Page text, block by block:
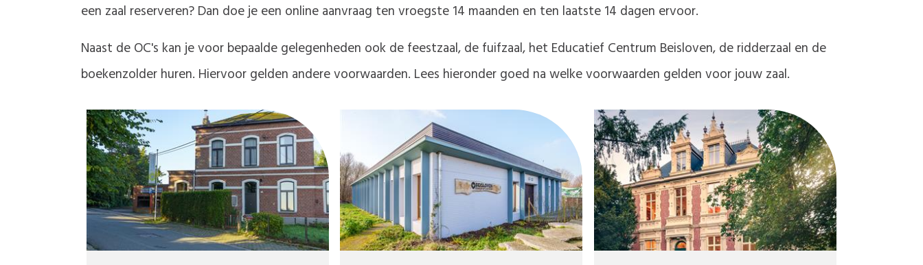
een zaal reserveren? Dan doe je een online aanvraag ten vroegste 14 maanden en ten laatste 14 dagen ervoor.
Naast de OC's kan je voor bepaalde gelegenheden ook de feestzaal, de fuifzaal, het Educatief Centrum Beisloven, de ridderzaal en de
boekenzolder huren. Hiervoor gelden andere voorwaarden. Lees hieronder goed na welke voorwaarden gelden voor jouw zaal.